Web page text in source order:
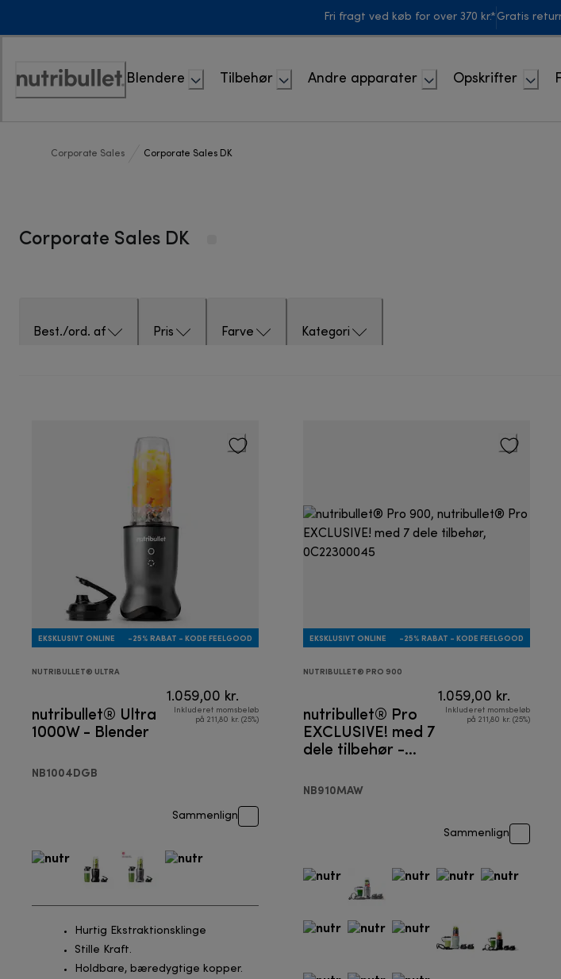
Fri fragt ved køb for over 370 kr.* Gratis
Accessibility
Blendere Tilbehør Andre apparater Opskrifter
Corporate Sales Corporate Sales DK
Corporate Sales DK
Best./ord. af Pris Farve Kategori
EKSKLUSIVT ONLINE -25% RABAT - KODE FEELGOOD
NUTRIBULLET® ULTRA
nutribullet® Ultra
1000W - Blender
NB1004DGB
1.059,00 kr.
Inkluderet momsbeløb
på 211,80 kr. (25%)
Sammenlign
Hurtig Ekstraktionsklinge
Stille Kraft.
Holdbare, bæredygtige kopper.
EKSKLUSIVT ONLINE -25% RABAT - KODE FEELGOOD
NUTRIBULLET® PRO 900
nutribullet® Pro
EXCLUSIVE! med 7
dele tilbehør -
NB910MAW
1.059,00 kr.
Inkluderet momsbeløb
på 211,80 kr. (25%)
Sammenlign